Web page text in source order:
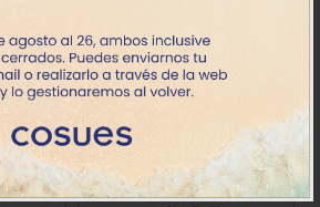
Precio
684.80€